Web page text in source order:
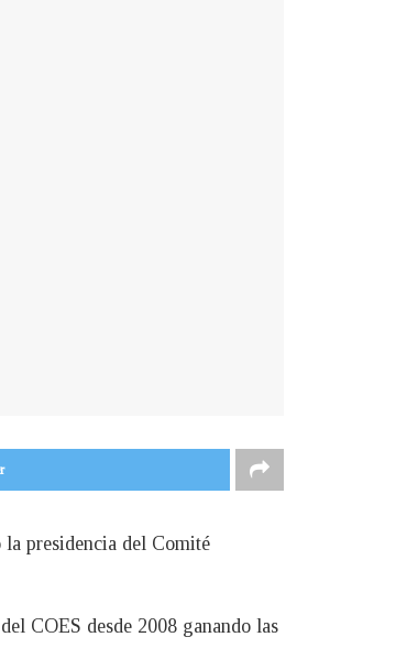
presidencia del Comité
COES desde 2008 ganando las